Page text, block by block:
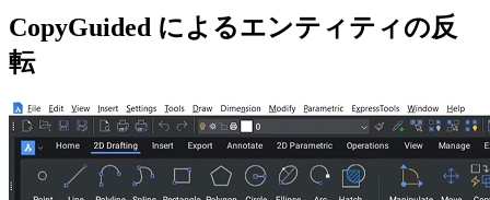
CopyGuided によるエンティティの反
転